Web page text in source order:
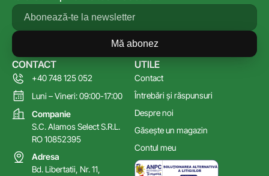
Mă abonez
UTILE
Contact
Întrebări și răspunsuri
Despre noi
Găsește un magazin
Contul meu
CONTACT
+40 748 125 052
Luni – Vineri: 09:00-17:00
Companie
S.C. Alamos Select S.R.L.
RO 10852395
Adresa
Bd. Libertatii, Nr. 11,